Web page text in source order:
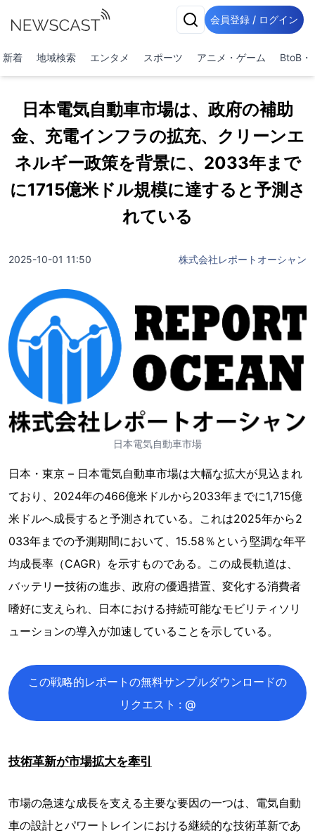
会員登録 / ログイン
新着 地域検索 エンタメ スポーツ アニメ・ゲーム BtoB・
日本電気自動車市場は、政府の補助
金、充電インフラの拡充、クリーンエ
ネルギー政策を背景に、2033年まで
に1715億米ドル規模に達すると予測さ
れている
2025-10-01 11:50 株式会社レポートオーシャン
日本電気自動車市場
日本・東京 – 日本電気自動車市場は大幅な拡大が見込まれ
ており、2024年の466億米ドルから2033年までに1,715億
米ドルへ成長すると予測されている。これは2025年から2
033年までの予測期間において、15.58％という堅調な年平
均成長率（CAGR）を示すものである。この成長軌道は、
バッテリー技術の進歩、政府の優遇措置、変化する消費者
嗜好に支えられ、日本における持続可能なモビリティソリ
ューションの導入が加速していることを示している。
この戦略的レポートの無料サンプルダウンロードの
リクエスト : @
技術革新が市場拡大を牽引
市場の急速な成長を支える主要な要因の一つは、電気自動
車の設計とパワートレインにおける継続的な技術革新であ